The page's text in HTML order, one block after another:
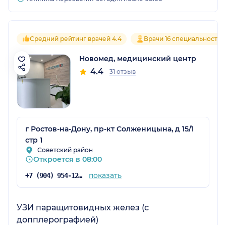
Средний рейтинг врачей 4.4 Врачи 16 специальностей
Новомед, медицинский центр
4.4 31 отзыв
г Ростов-на-Дону, пр-кт Солженицына, д 15/1
стр 1
Советский район
Откроется в 08:00
+7 (904) 954-12-83 показать
УЗИ паращитовидных желез (с
допплерографией)